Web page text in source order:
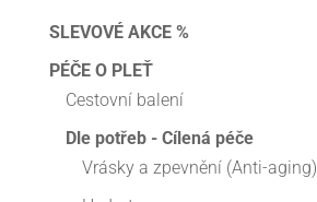
SLEVOVÉ AKCE %
PÉČE O PLEŤ
Cestovní balení
Dle potřeb - Cílená péče
Vrásky a zpevnění (Anti-aging)